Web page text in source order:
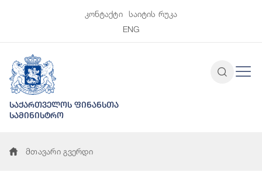
კონტაქტი
საიტის რუკა
ENG
საქართველოს ფინანსთა
სამინისტრო
მთავარი გვერდი